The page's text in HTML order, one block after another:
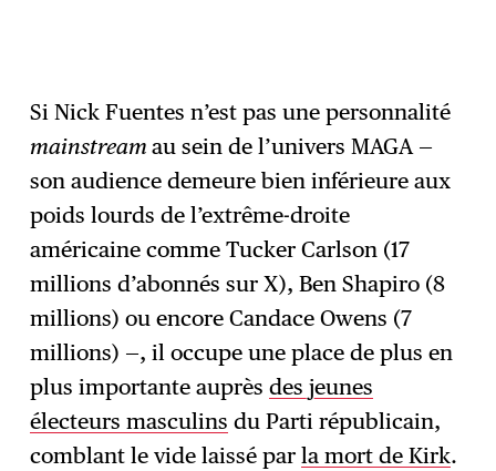
Si Nick Fuentes n’est pas une personnalité
mainstreamau sein de l’univers MAGA —
son audience demeure bien inférieure aux
poids lourds de l’extrême-droite
américaine comme Tucker Carlson (17
millions d’abonnés sur X), Ben Shapiro (8
millions) ou encore Candace Owens (7
millions) —, il occupe une place de plus en
plus importante auprèsdes jeunes
électeurs masculins du Parti républicain,
comblant le vide laissé parla mort de Kirk.